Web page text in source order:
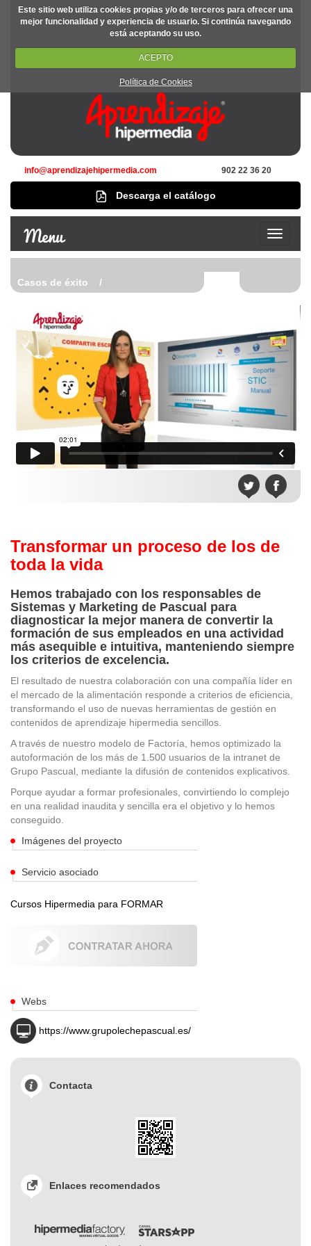
Este sitio web utiliza cookies propias y/o de terceros para ofrecer una
mejor funcionalidad y experiencia de usuario. Si continúa navegando
está aceptando su uso.
ACEPTO
Política de Cookies
info@aprendizajehipermedia.com 902 22 36 20
Descarga el catálogo
Menu
Casos de éxito /
Transformar un proceso de los de
toda la vida
Hemos trabajado con los responsables de
Sistemas y Marketing de Pascual para
diagnosticar la mejor manera de convertir la
formación de sus empleados en una actividad
más asequible e intuitiva, manteniendo siempre
los criterios de excelencia.
El resultado de nuestra colaboración con una compañía líder en
el mercado de la alimentación responde a criterios de eficiencia,
transformando el uso de nuevas herramientas de gestión en
contenidos de aprendizaje hipermedia sencillos.
A través de nuestro modelo de Factoría, hemos optimizado la
autoformación de los más de 1.500 usuarios de la intranet de
Grupo Pascual, mediante la difusión de contenidos explicativos.
Porque ayudar a formar profesionales, convirtiendo lo complejo
en una realidad inaudita y sencilla era el objetivo y lo hemos
conseguido.
Imágenes del proyecto
Servicio asociado
Cursos Hipermedia para FORMAR
Webs
https://www.grupolechepascual.es/
Contacta
Enlaces recomendados